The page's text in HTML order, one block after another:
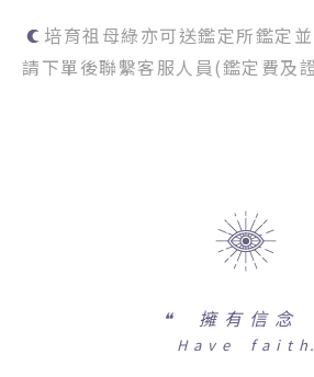
培育祖母綠亦可送鑑定所鑑定
請下單後聯繫客服人員(鑑定費及
❝ 擁 有 信
H a v e f a i t h.